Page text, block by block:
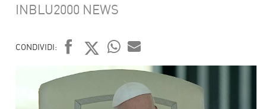
INBLU2000 NEWS
CONDIVIDI:
FACEBOOK
TWITTER
WHATSAPP
MAIL